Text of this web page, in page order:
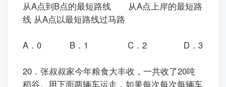
从A点到B点的最短路线 从A点上岸的最短路
线 从A点以最短路线过马路
A．0 B．1 C．2 D．3
20．张叔叔家今年粮食大丰收，一共收了20吨
稻谷。用下面两辆车运走，如果每次每次每辆车